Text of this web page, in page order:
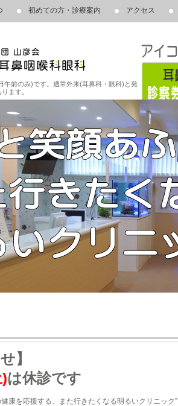
午前のみ)です。通常外来(耳鼻科・眼科)と発
ます。
初めての方・診療案内 アクセス
】
は休診です
康を応援する、また行きたくなる明るいクリニック”